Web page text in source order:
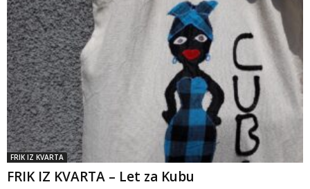
FRIK IZ KVARTA
FRIK IZ KVARTA – Let za Kubu